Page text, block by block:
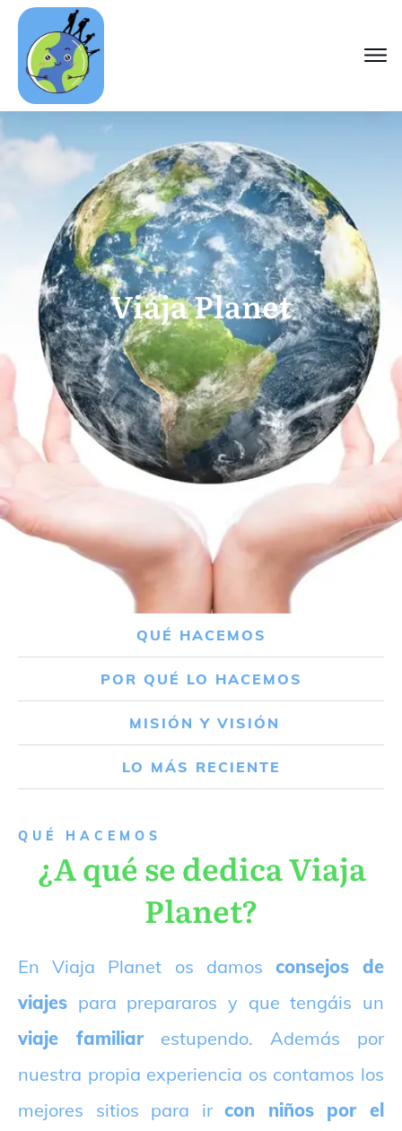
Viaja Planet
QUÉ HACEMOS
POR QUÉ LO HACEMOS
MISIÓN Y VISIÓN
LO MÁS RECIENTE
QUÉ HACEMOS
¿A qué se dedica Viaja
Planet?
En Viaja Planet os damos consejos de
viajes para prepararos y que tengáis un
viaje familiarestupendo. Además por
nuestra propia experiencia os contamos los
mejores sitios para ircon niños por el